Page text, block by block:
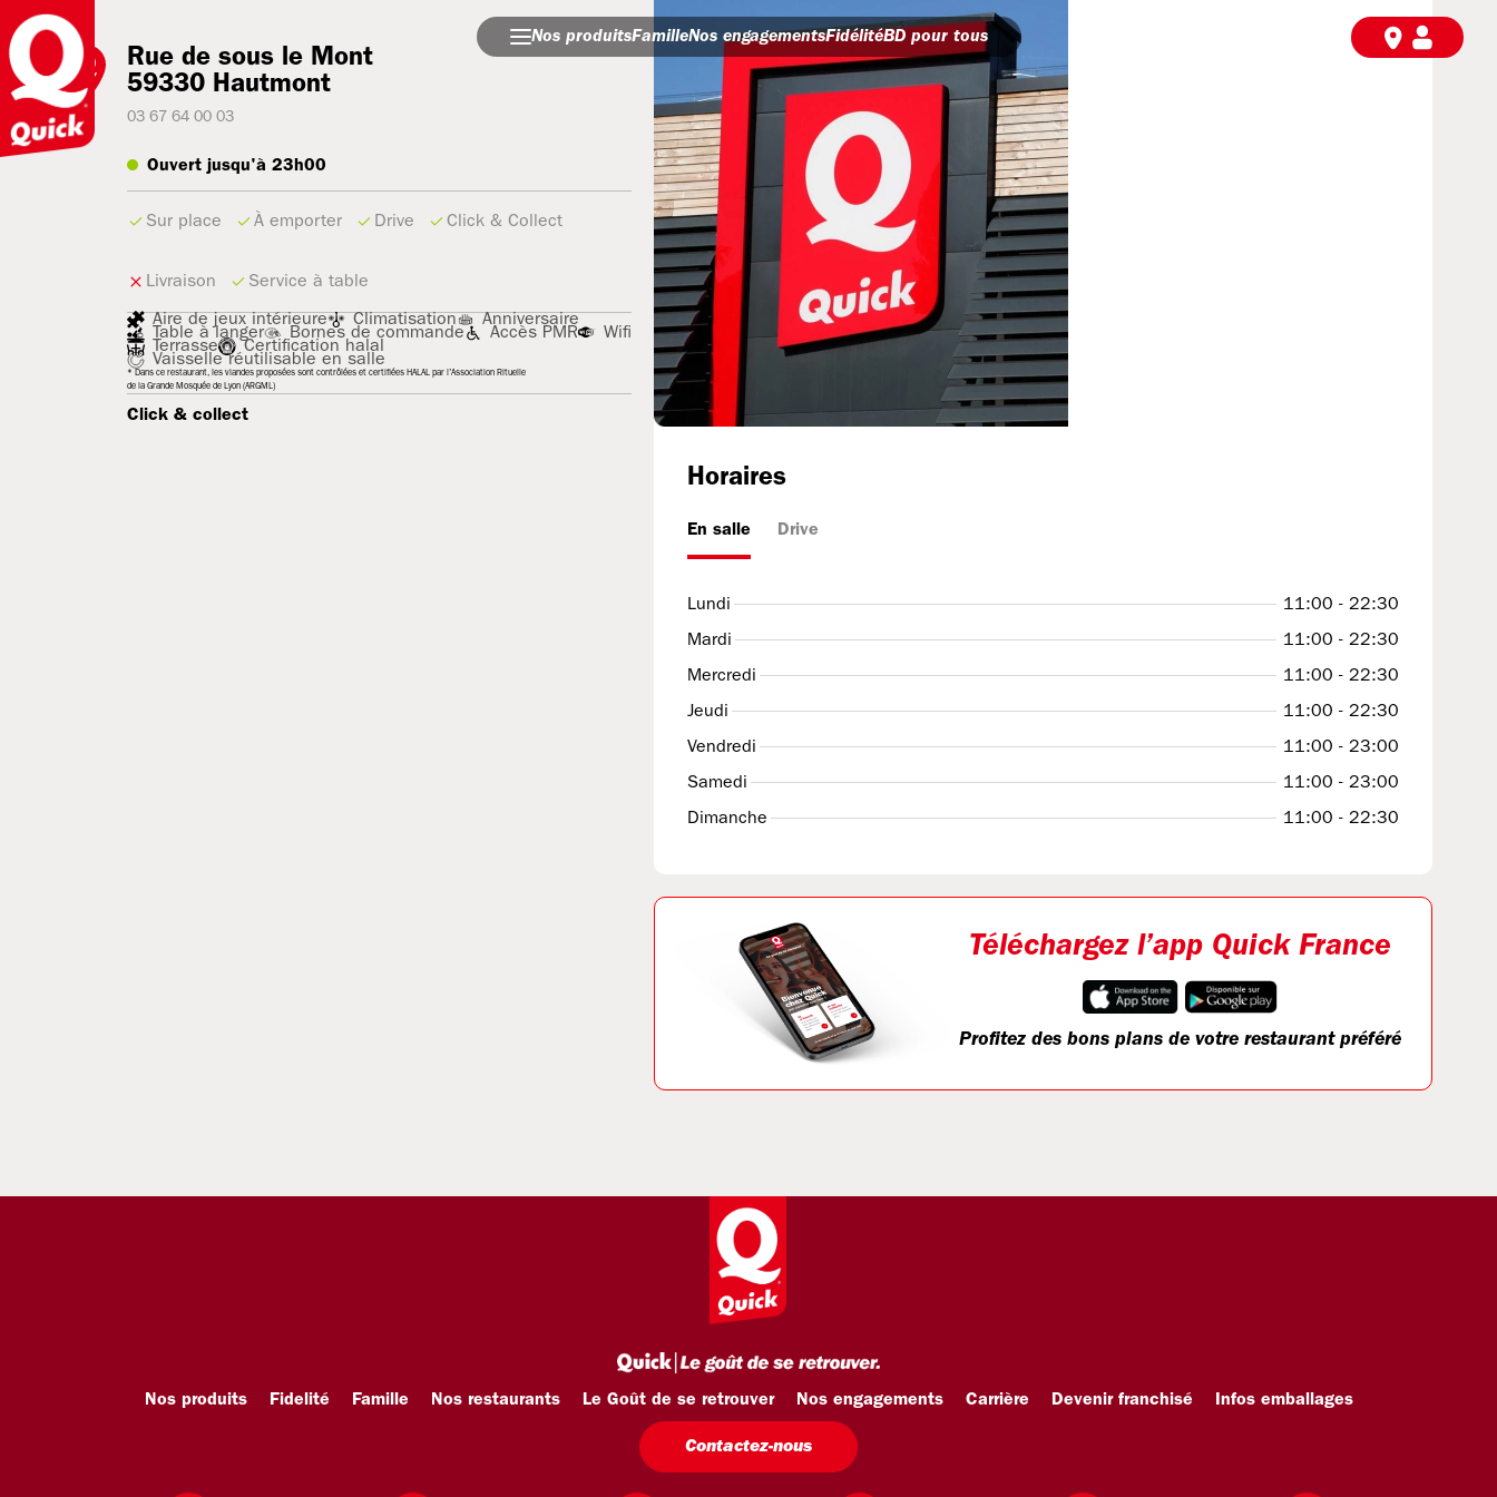
Nos produitsFamilleNos engagementsFidélitéBD pour tous
Rue de sous le Mont
59330 Hautmont
03 67 64 00 03
Ouvert jusqu'à 23h00
Sur place À emporter Drive Click & Collect
Livraison Service à table
Aire de jeux intérieure Climatisation Anniversaire
Table à langer Bornes de commande Accès PMR Wifi
Terrasse Certification halal
Vaisselle réutilisable en salle
* Dans ce restaurant, les viandes proposées sont contrôlées et certifiées HALAL par l'Association Rituelle
de la Grande Mosquée de Lyon (ARGML)
Click & collect
Horaires
En salle Drive
Lundi
11:00 - 22:30
Mardi
11:00 - 22:30
Mercredi
11:00 - 22:30
Jeudi
11:00 - 22:30
Vendredi
11:00 - 23:00
Samedi
11:00 - 23:00
Dimanche
11:00 - 22:30
Téléchargez l’app Quick France
Profitez des bons plans de votre restaurant préféré
Nos produits Fidelité Famille Nos restaurants Le Goût de se retrouver Nos engagements Carrière Devenir franchisé Infos emballages
Contactez-nous